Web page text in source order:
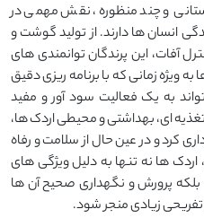
و چند منظوره، نقش مهمی در
انسان ‌ها دارند. از تولید گوشت و
آفات، این پرندگان توانمندی ‌های
‌ویژه زمانی که با برنامه‌ ریزی دقیق
به یک فعالیت سود آور و مفید
‌ای، بهداشتی و محیطی اردک‌ ها،
کرد و در عین حال از سلامت و رفاه
اردک ‌ها نه تنها به دلیل ویژگی ‌های
پرورش و نگهداری صحیح آن ‌ها
زیادی منجر شود.